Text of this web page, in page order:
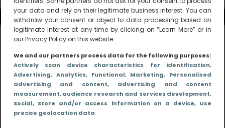
your data and rely on their legitimate business interest. You can
withdraw your consent or object to data processing based on
legitimate interest at any time by clicking on “Learn More” or in
our Privacy Policy on this website.
We and our partners process data for the following purposes:
Actively scan device characteristics for identification,
Advertising, Analytics, Functional, Marketing, Personalised
advertising and content, advertising and content
measurement, audience research and services development,
Social, Store and/or access information on a device, Use
precise geolocation data